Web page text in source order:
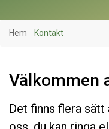
Hem Kontakt
Välkommen
Det finns flera